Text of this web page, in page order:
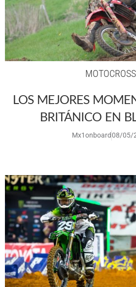
MOTOCROSS
LOS MEJORES
BRITÁNICO EN
Mx1onboard08/05/